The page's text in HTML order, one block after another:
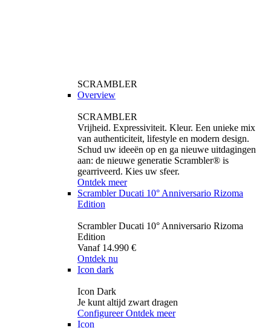
SCRAMBLER
Overview
SCRAMBLER
Vrijheid. Expressiviteit. Kleur. Een unieke mix
van authenticiteit, lifestyle en modern design.
Schud uw ideeën op en ga nieuwe uitdagingen
aan: de nieuwe generatie Scrambler® is
gearriveerd. Kies uw sfeer.
Ontdek meer
Scrambler Ducati 10° Anniversario Rizoma
Edition
Scrambler Ducati 10° Anniversario Rizoma
Edition
Vanaf 14.990 €
Ontdek nu
Icon dark
Icon Dark
Je kunt altijd zwart dragen
Configureer Ontdek meer
Icon